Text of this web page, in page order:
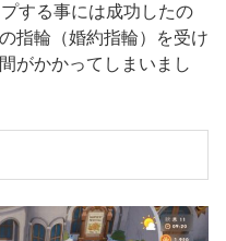
する事には成功したの
指輪（婚約指輪）を受け
がかかってしまいまし